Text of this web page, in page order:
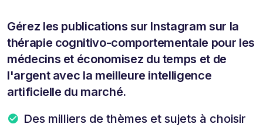
Gérez les publications sur Instagram sur la
thérapie cognitivo-comportementale pour les
médecins et économisez du temps et de
l'argent avec la meilleure intelligence
artificielle du marché.
Des milliers de thèmes et sujets à choisir